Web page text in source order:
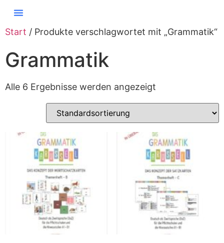
Start / Produkte verschlagwortet mit „Grammatik“
Grammatik
Alle 6 Ergebnisse werden angezeigt